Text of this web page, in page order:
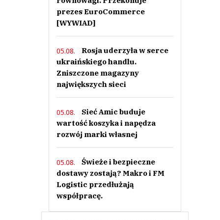
prezes EuroCommerce
[WYWIAD]
05.08.
Rosja uderzyła w serce
ukraińskiego handlu.
Zniszczone magazyny
największych sieci
05.08.
Sieć Amic buduje
wartość koszyka i napędza
rozwój marki własnej
05.08.
Świeże i bezpieczne
dostawy zostają? Makro i FM
Logistic przedłużają
współpracę.